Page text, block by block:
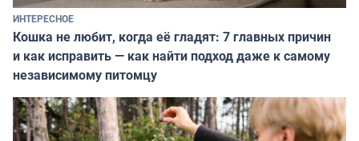
ИНТЕРЕСНОЕ
Кошка не любит, когда её гладят: 7 главных причин
и как исправить — как найти подход даже к самому
независимому питомцу